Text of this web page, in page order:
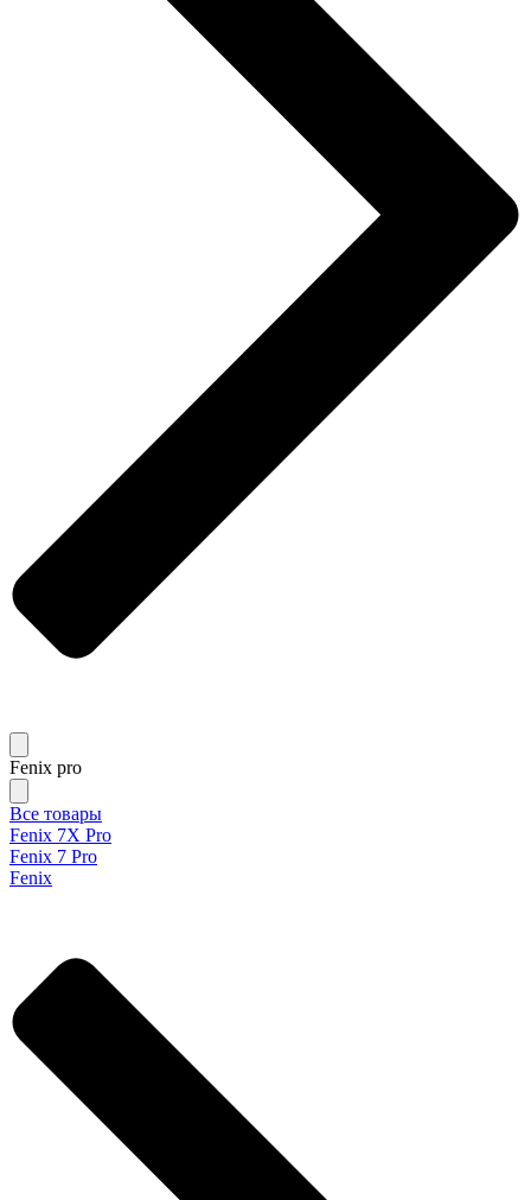
Fenix pro
Все товары
Fenix 7X Pro
Fenix 7 Pro
Fenix